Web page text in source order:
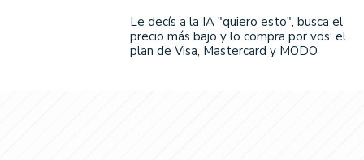
Le decís a la IA "quiero esto", busca el
precio más bajo y lo compra por vos: el
plan de Visa, Mastercard y MODO